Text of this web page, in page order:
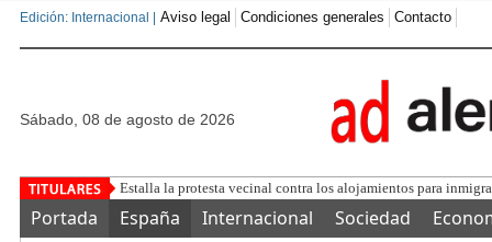
Edición: Internacional | Aviso legal Condiciones generales Contacto
sábado, 08 de agosto de 2026
Ceuta, lejo
Portada España Internacional Sociedad